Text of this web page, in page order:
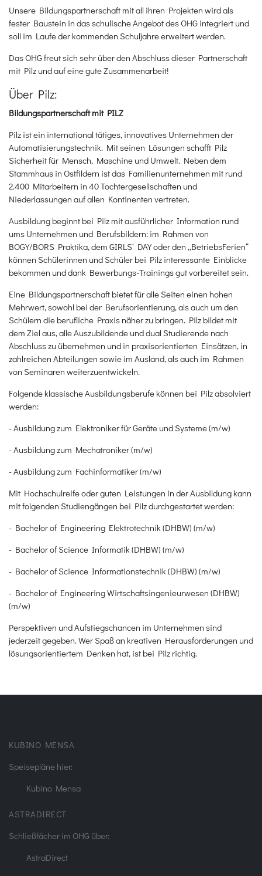
Unsere Bildungspartnerschaft mit all ihren Projekten wird als
fester Baustein in das schulische Angebot des OHG integriert und
soll im Laufe der kommenden Schuljahre erweitert werden.
Das OHG freut sich sehr über den Abschluss dieser Partnerschaft
mit Pilz und auf eine gute Zusammenarbeit!
Über Pilz:
Bildungspartnerschaft mit PILZ
Pilz ist ein international tätiges, innovatives Unternehmen der
Automatisierungstechnik. Mit seinen Lösungen schafft Pilz
Sicherheit für Mensch, Maschine und Umwelt. Neben dem
Stammhaus in Ostfildern ist das Familienunternehmen mit rund
2.400 Mitarbeitern in 40 Tochtergesellschaften und
Niederlassungen auf allen Kontinenten vertreten.
Ausbildung beginnt bei Pilz mit ausführlicher Information rund
ums Unternehmen und Berufsbildern: im Rahmen von
BOGY/BORS Praktika, dem GIRLS‘ DAY oder den „BetriebsFerien“
können Schülerinnen und Schüler bei Pilz interessante Einblicke
bekommen und dank Bewerbungs-Trainings gut vorbereitet sein.
Eine Bildungspartnerschaft bietet für alle Seiten einen hohen
Mehrwert, sowohl bei der Berufsorientierung, als auch um den
Schülern die berufliche Praxis näher zu bringen. Pilz bildet mit
dem Ziel aus, alle Auszubildende und dual Studierende nach
Abschluss zu übernehmen und in praxisorientierten Einsätzen, in
zahlreichen Abteilungen sowie im Ausland, als auch im Rahmen
von Seminaren weiterzuentwickeln.
Folgende klassische Ausbildungsberufe können bei Pilz absolviert
werden:
- Ausbildung zum Elektroniker für Geräte und Systeme (m/w)
- Ausbildung zum Mechatroniker (m/w)
- Ausbildung zum Fachinformatiker (m/w)
Mit Hochschulreife oder guten Leistungen in der Ausbildung kann
mit folgenden Studiengängen bei Pilz durchgestartet werden:
- Bachelor of Engineering Elektrotechnik (DHBW) (m/w)
- Bachelor of Science Informatik (DHBW) (m/w)
- Bachelor of Science Informationstechnik (DHBW) (m/w)
- Bachelor of Engineering Wirtschaftsingenieurwesen (DHBW)
(m/w)
Perspektiven und Aufstiegschancen im Unternehmen sind
jederzeit gegeben. Wer Spaß an kreativen Herausforderungen und
lösungsorientiertem Denken hat, ist bei Pilz richtig.
KUBINO MENSA
Speisepläne hier:
Kubino Mensa
ASTRADIRECT
Schließfächer im OHG über:
AstraDirect